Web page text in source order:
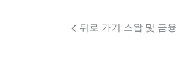
뒤로 가기 스왑 및 금융